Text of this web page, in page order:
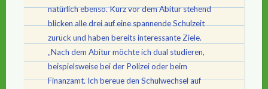
natürlich ebenso. Kurz vor dem Abitur stehend
blicken alle drei auf eine spannende Schulzeit
zurück und haben bereits interessante Ziele.
„Nach dem Abitur möchte ich dual studieren,
beispielsweise bei der Polizei oder beim
Finanzamt. Ich bereue den Schulwechsel auf